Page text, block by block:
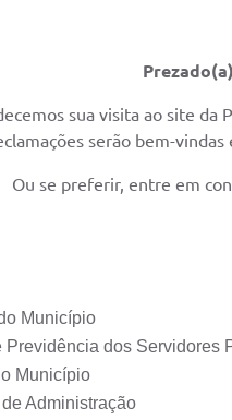
sua visita ao site da
serão bem-
Ou se preferir, entre em
Município
Previdência dos Servidores
Município
Administração